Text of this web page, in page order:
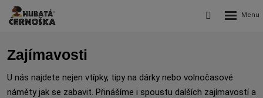
Vyhledávání
Rozbalení
Zajímavosti
U nás najdete nejen vtípky, tipy na dárky nebo volnočasové
náměty jak se zabavit. Přinášíme i spoustu dalších zajímavostí a